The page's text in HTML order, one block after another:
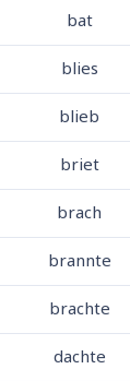
bat
blies
blieb
briet
brach
brannte
brachte
dachte